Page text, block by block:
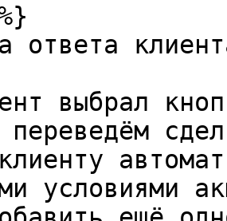
ответа
выбрал
переведём
условиями